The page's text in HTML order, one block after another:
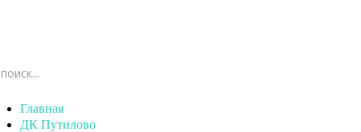
Главная
ДК Путилово